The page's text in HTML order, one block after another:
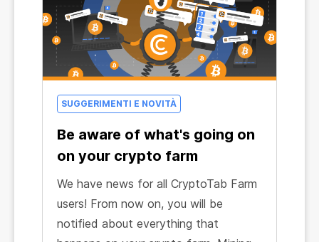
SUGGERIMENTI E NOVITÀ
Be aware of what's going on
on your crypto farm
We have news for all CryptoTab Farm
users! From now on, you will be
notified about everything that